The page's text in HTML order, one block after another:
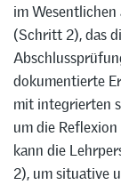
im
(Schritt 2), das
dokumentierte
mit integrierten
um die
kann die
2), um situative